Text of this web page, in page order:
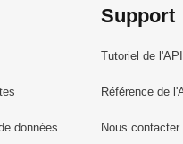
données
Support
Tutoriel de l'API
Référence de
Nous contacter